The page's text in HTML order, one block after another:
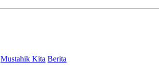
Mustahik Kita Berita